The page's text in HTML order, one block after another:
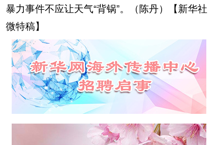
暴力事件不应让天气“背锅”。（陈丹）【新华社
微特稿】